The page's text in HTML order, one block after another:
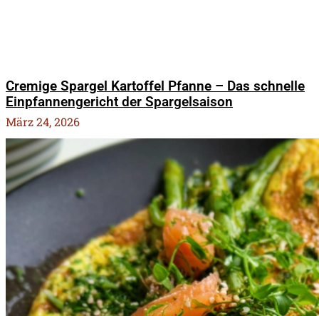
Cremige Spargel Kartoffel Pfanne – Das schnelle
Einpfannengericht der Spargelsaison
März 24, 2026